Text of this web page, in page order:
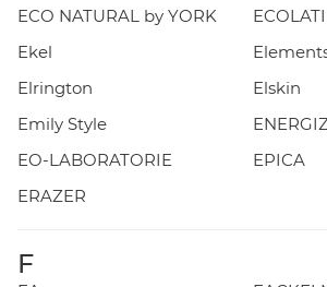
ECO NATURAL by YORK
Ekel
Elrington
Elskin
Emily Style
EO-LABORATORIE
EPICA
ERAZER
F